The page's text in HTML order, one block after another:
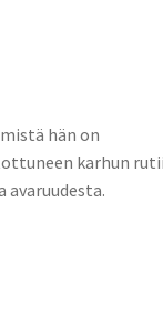
hän on
karhun